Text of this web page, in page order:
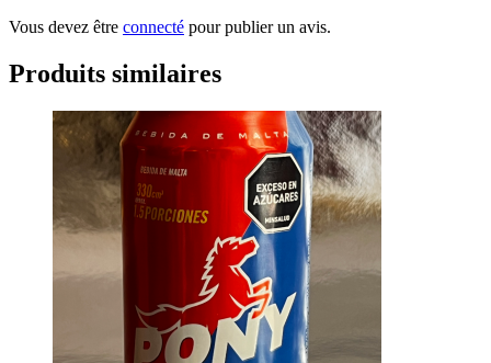
Vous devez être connecté pour publier un avis.
Produits similaires